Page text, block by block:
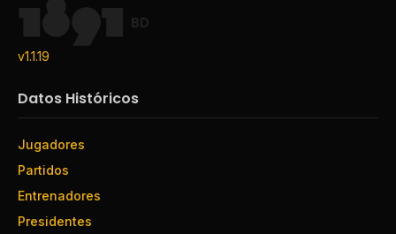
BD
v1.1.19
Datos Históricos
Jugadores
Partidos
Entrenadores
Presidentes